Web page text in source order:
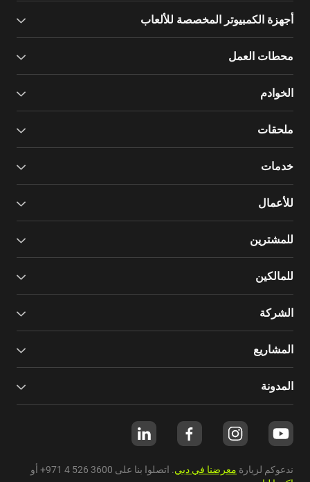
أجهزة الكمبيوتر المخصصة للألعاب
محطات العمل
الخوادم
ملحقات
خدمات
للأعمال
للمشترين
للمالكين
الشركة
المشاريع
المدونة
ندعوكم لزيارة معرضنا في دبي. اتصلوا بنا على +971 4 526 3600 أو